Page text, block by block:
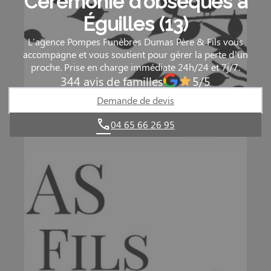
Éguilles (13)
L'agence Pompes Funèbres Dumas Père & Fils vous
accompagne et vous soutient pour gérer la perte d’un
proche. Prise en charge immédiate 24h/24 et 7j/7.
344 avis de familles 5/5
Demande de devis
04 65 66 26 95